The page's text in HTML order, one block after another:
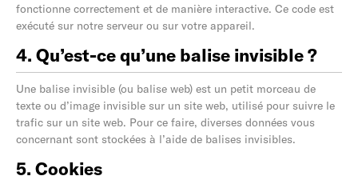
fonctionne correctement et de manière interactive. Ce code est
exécuté sur notre serveur ou sur votre appareil.
4. Qu’est-ce qu’une balise invisible ?
Une balise invisible (ou balise web) est un petit morceau de
texte ou d’image invisible sur un site web, utilisé pour suivre le
trafic sur un site web. Pour ce faire, diverses données vous
concernant sont stockées à l’aide de balises invisibles.
5. Cookies